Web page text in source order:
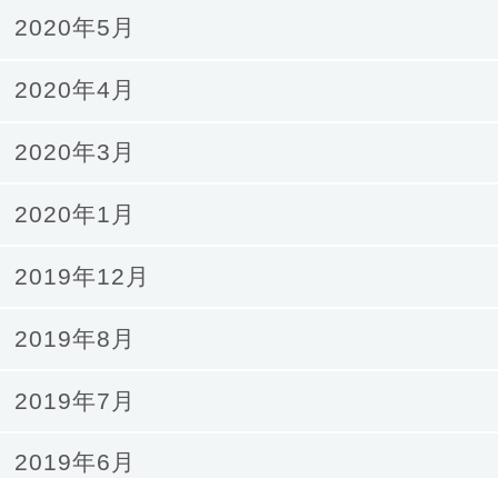
2020年5月
2020年4月
2020年3月
2020年1月
2019年12月
2019年8月
2019年7月
2019年6月